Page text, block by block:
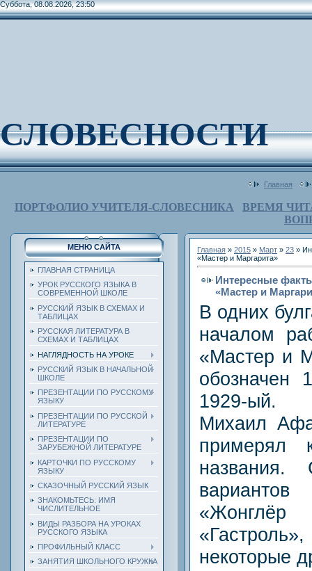
Суббота, 08.08.2026, 23:50
СЛОВЕСНОСТИ
Главная
ПОРТФОЛИО УЧИТЕЛЯ-СЛОВЕСНИКА
ВРЕМЯ
МЕНЮ САЙТА
ГЛАВНАЯ СТРАНИЦА
УРОК РУССКОГО ЯЗЫКА В
СОВРЕМЕННОЙ ШКОЛЕ
РУССКИЙ ЯЗЫК В СХЕМАХ И
ТАБЛИЦАХ
РУССКАЯ ЛИТЕРАТУРА В
СХЕМАХ И ТАБЛИЦАХ
НАГЛЯДНОСТЬ НА УРОКЕ
РУССКИЙ ЯЗЫК В НАЧАЛЬНОЙ
ШКОЛЕ
ПРЕЗЕНТАЦИИ ПО РУССКОМУ
ЯЗЫКУ
ПРЕЗЕНТАЦИИ ПО РУССКОЙ
ЛИТЕРАТУРЕ
ПРЕЗЕНТАЦИИ ПО
ЗАРУБЕЖНОЙ ЛИТЕРАТУРЕ
КАРТОЧКИ ПО РУССКОМУ
ЯЗЫКУ
СКАЗОЧНЫЙ РУССКИЙ ЯЗЫК
ЗНАКОМЬТЕСЬ: ИМЯ
ЧИСЛИТЕЛЬНОЕ
ВИДЫ РАЗБОРА НА УРОКАХ
РУССКОГО ЯЗЫКА
ПРОФИЛЬНЫЙ КЛАСС
ЗАНЯТИЯ ШКОЛЬНОГО КРУЖКА
Главная » 2015 » Март » 23 »
«Мастер и Маргарита»
Интересные
«Мастер и
В одних
началом
«Мастер и
обозначен
1929-ый.
Михаил
примерял
названия.
некоторые